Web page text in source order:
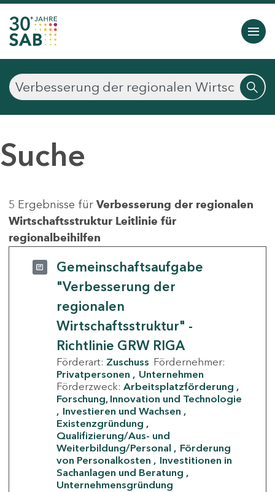
Suche
5 Ergebnisse für Verbesserung der regionalen
Wirtschaftsstruktur Leitlinie für
regionalbeihilfen
Gemeinschaftsaufgabe
"Verbesserung der
regionalen
Wirtschaftsstruktur" -
Richtlinie GRW RIGA
Förderart: Zuschuss Fördernehmer:
Privatpersonen
Unternehmen
Förderzweck: Arbeitsplatzförderung
Forschung, Innovation und Technologie
Investieren und Wachsen
Existenzgründung
Qualifizierung/Aus- und
Weiterbildung/Personal
Förderung
von Personalkosten
Investitionen in
Sachanlagen und Beratung
Unternehmensgründung